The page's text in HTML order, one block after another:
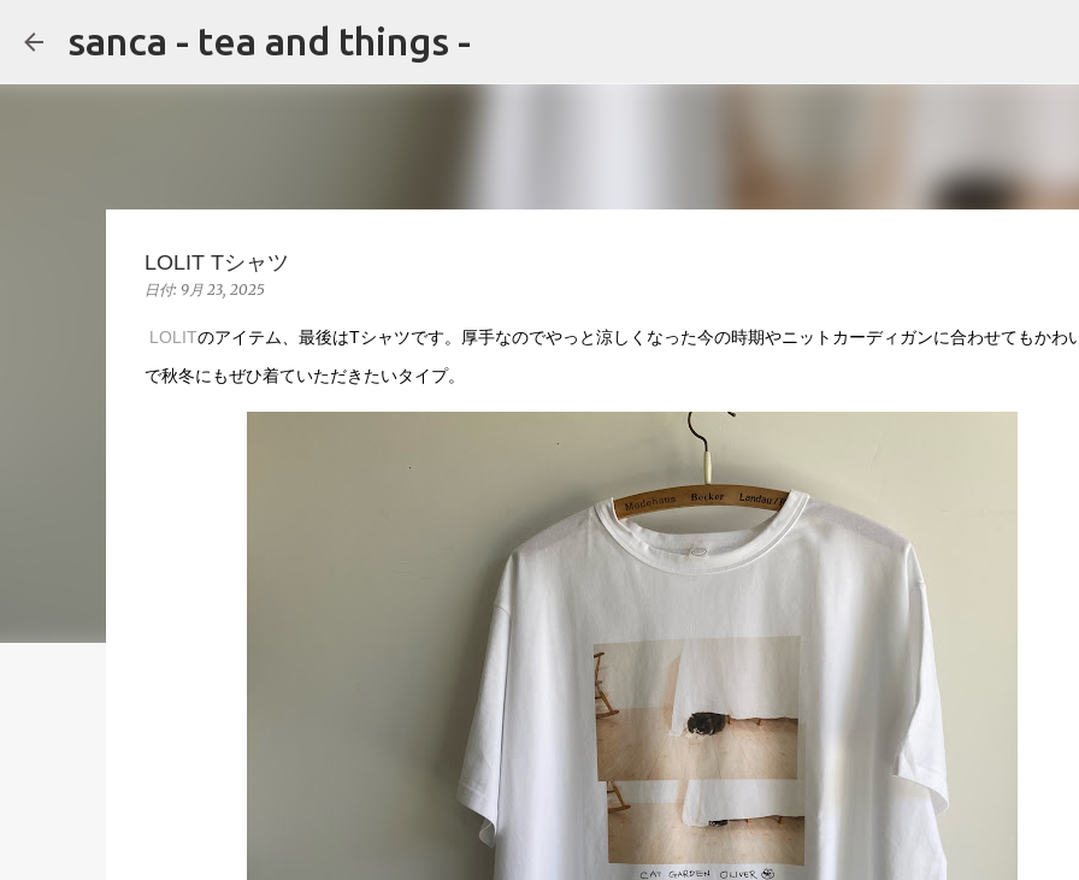
sanca - tea and things -
LOLIT Tシャツ
日付: 9月 23, 2025
LOLITのアイテム、最後はTシャツです。厚手なのでやっと涼しくなった今の時期やニットカーディガンに合わせてもかわ
で秋冬にもぜひ着ていただきたいタイプ。